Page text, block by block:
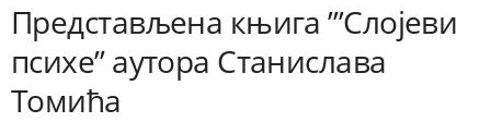
Представљена књига ”’Слојеви
психе” аутора Станислава
Томића